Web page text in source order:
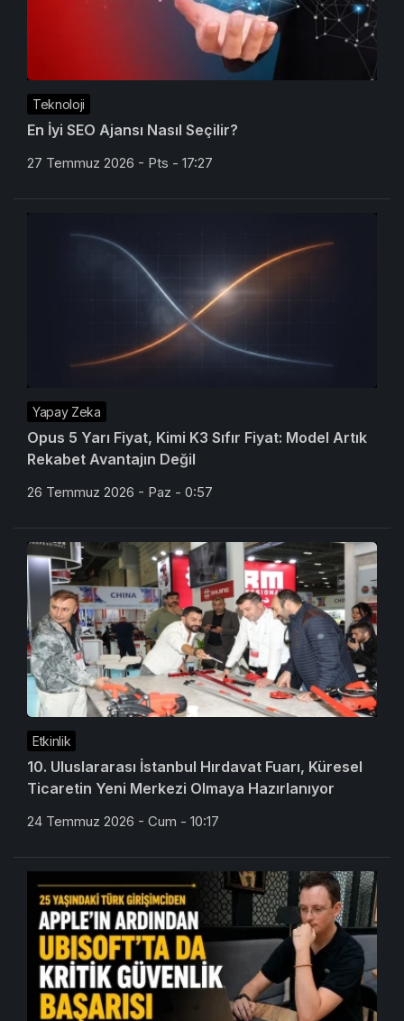
Teknoloji
En İyi SEO Ajansı Nasıl Seçilir?
27 Temmuz 2026 - Pts - 17:27
Yapay Zeka
Opus 5 Yarı Fiyat, Kimi K3 Sıfır Fiyat: Model Artık
Rekabet Avantajın Değil
26 Temmuz 2026 - Paz - 0:57
Etkinlik
10. Uluslararası İstanbul Hırdavat Fuarı, Küresel
Ticaretin Yeni Merkezi Olmaya Hazırlanıyor
24 Temmuz 2026 - Cum - 10:17